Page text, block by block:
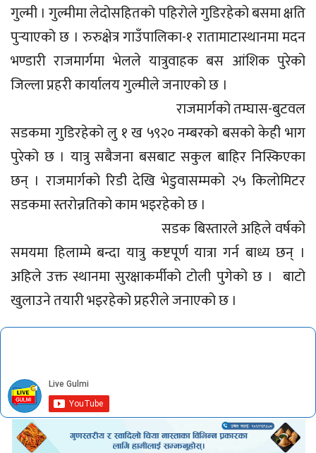
गुल्मी । गुल्मीमा लेदोसहितको पहिरोले गुडिरहेको बसमा क्षति
पुर्‍याएको छ । रुरुक्षेत्र गाउँपालिका-१ रातामाटास्थानमा मदन
भण्डारी राजमार्गमा भेलले यात्रुवाहक बस आंशिक पुरेको
जिल्ला प्रहरी कार्यालय गुल्मीले जनाएको छ ।
राजमार्गको तम्घास-बुटवल
सडकमा गुडिरहेको लु १ ख ५९२० नम्बरको बसको केही भाग
पुरेको छ । यात्रु सबैजना बसबाट सकुल बाहिर निस्किएका
छन् । राजमार्गको रिडी देखि भेडुवासम्मको २५ किलोमिटर
सडकमा स्तरोन्नतिको काम भइरहेको छ ।
सडक बिस्तारले अहिले वर्षको
समयमा हिलाम्मे बन्दा यात्रु कष्टपूर्ण यात्रा गर्न बाध्य छन् ।
अहिले उक्त स्थानमा सुरक्षाकर्मीको टोली पुगेको छ । बाटो
खुलाउने तयारी भइरहेको प्रहरीले जनाएको छ ।